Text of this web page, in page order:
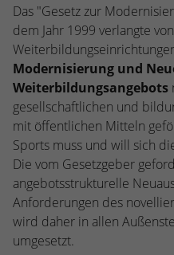
Das "Gesetz zur
dem Jahr 1999 verlangte
Modernisierung und
Weiterbildungsangebots
gesellschaftlichen und
mit öffentlichen Mitteln
Sports muss und will sich
Die vom Gesetzgeber
angebotsstrukturelle
Anforderungen des
wird daher in allen
umgesetzt.
Zweck
Enthält die
Name SBW_user
Anbieter TYPO3
Laufzeit
Zweck
Dieses
Cookie von
und zugehörige Cookies. Es
Website zu verbessern.
Name _ga
Anbieter Google
Laufzeit 2 Jahre
Zweck
Dieses
installiert.
Besucher-,
zu
Website für
Cookie-